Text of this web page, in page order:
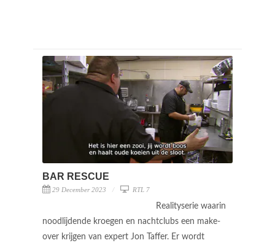
BAR RESCUE
29 December 2023 RTL 7
Realityserie waarin
noodlijdende kroegen en nachtclubs een make-
over krijgen van expert Jon Taffer. Er wordt